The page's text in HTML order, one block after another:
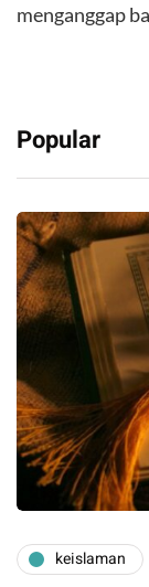
menganggap
Popular
keislaman